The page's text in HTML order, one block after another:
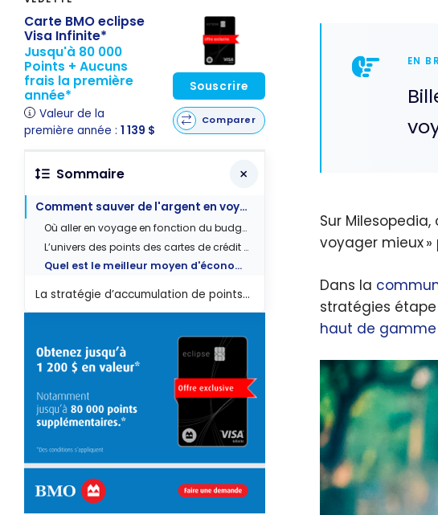
EN
Sur
voyager mieux
Dans la
stratégies
haut de gamme
Carte BMO eclipse
Visa Infinite*
Jusqu'à 80 000
Points + Aucuns
frais la première
année*
Valeur de la
première année : 1 139 $
Souscrire
Comparer
Sommaire
Comment sauver de l'argent en voyage ?
Où aller en voyage en fonction du budget?
L’univers des points des cartes de crédit pour économiser en voyage
Quel est le meilleur moyen d'économiser en voyage avec des cartes de crédit accessibles facilement à tous?
La stratégie d’accumulation de points et trucs pour économiser en voyage